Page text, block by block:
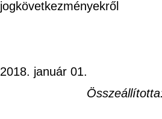
jogkövetkezményekről
2018. január 01.